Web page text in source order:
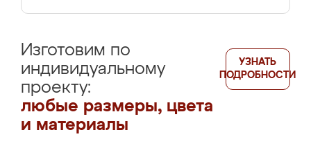
Изготовим по
индивидуальному
проекту:
любые размеры, цвета
и материалы
УЗНАТЬ
ПОДРОБНОСТИ